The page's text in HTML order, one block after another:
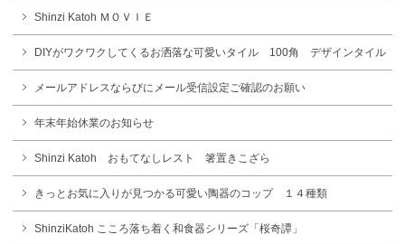
Shinzi Katoh ＭＯＶＩＥ
DIYがワクワクしてくるお洒落な可愛いタイル 100角 デザインタイル
メールアドレスならびにメール受信設定ご確認のお願い
年末年始休業のお知らせ
Shinzi Katoh おもてなしレスト 箸置きこざら
きっとお気に入りが見つかる可愛い陶器のコップ １４種類
ShinziKatoh こころ落ち着く和食器シリーズ「桜奇譚」